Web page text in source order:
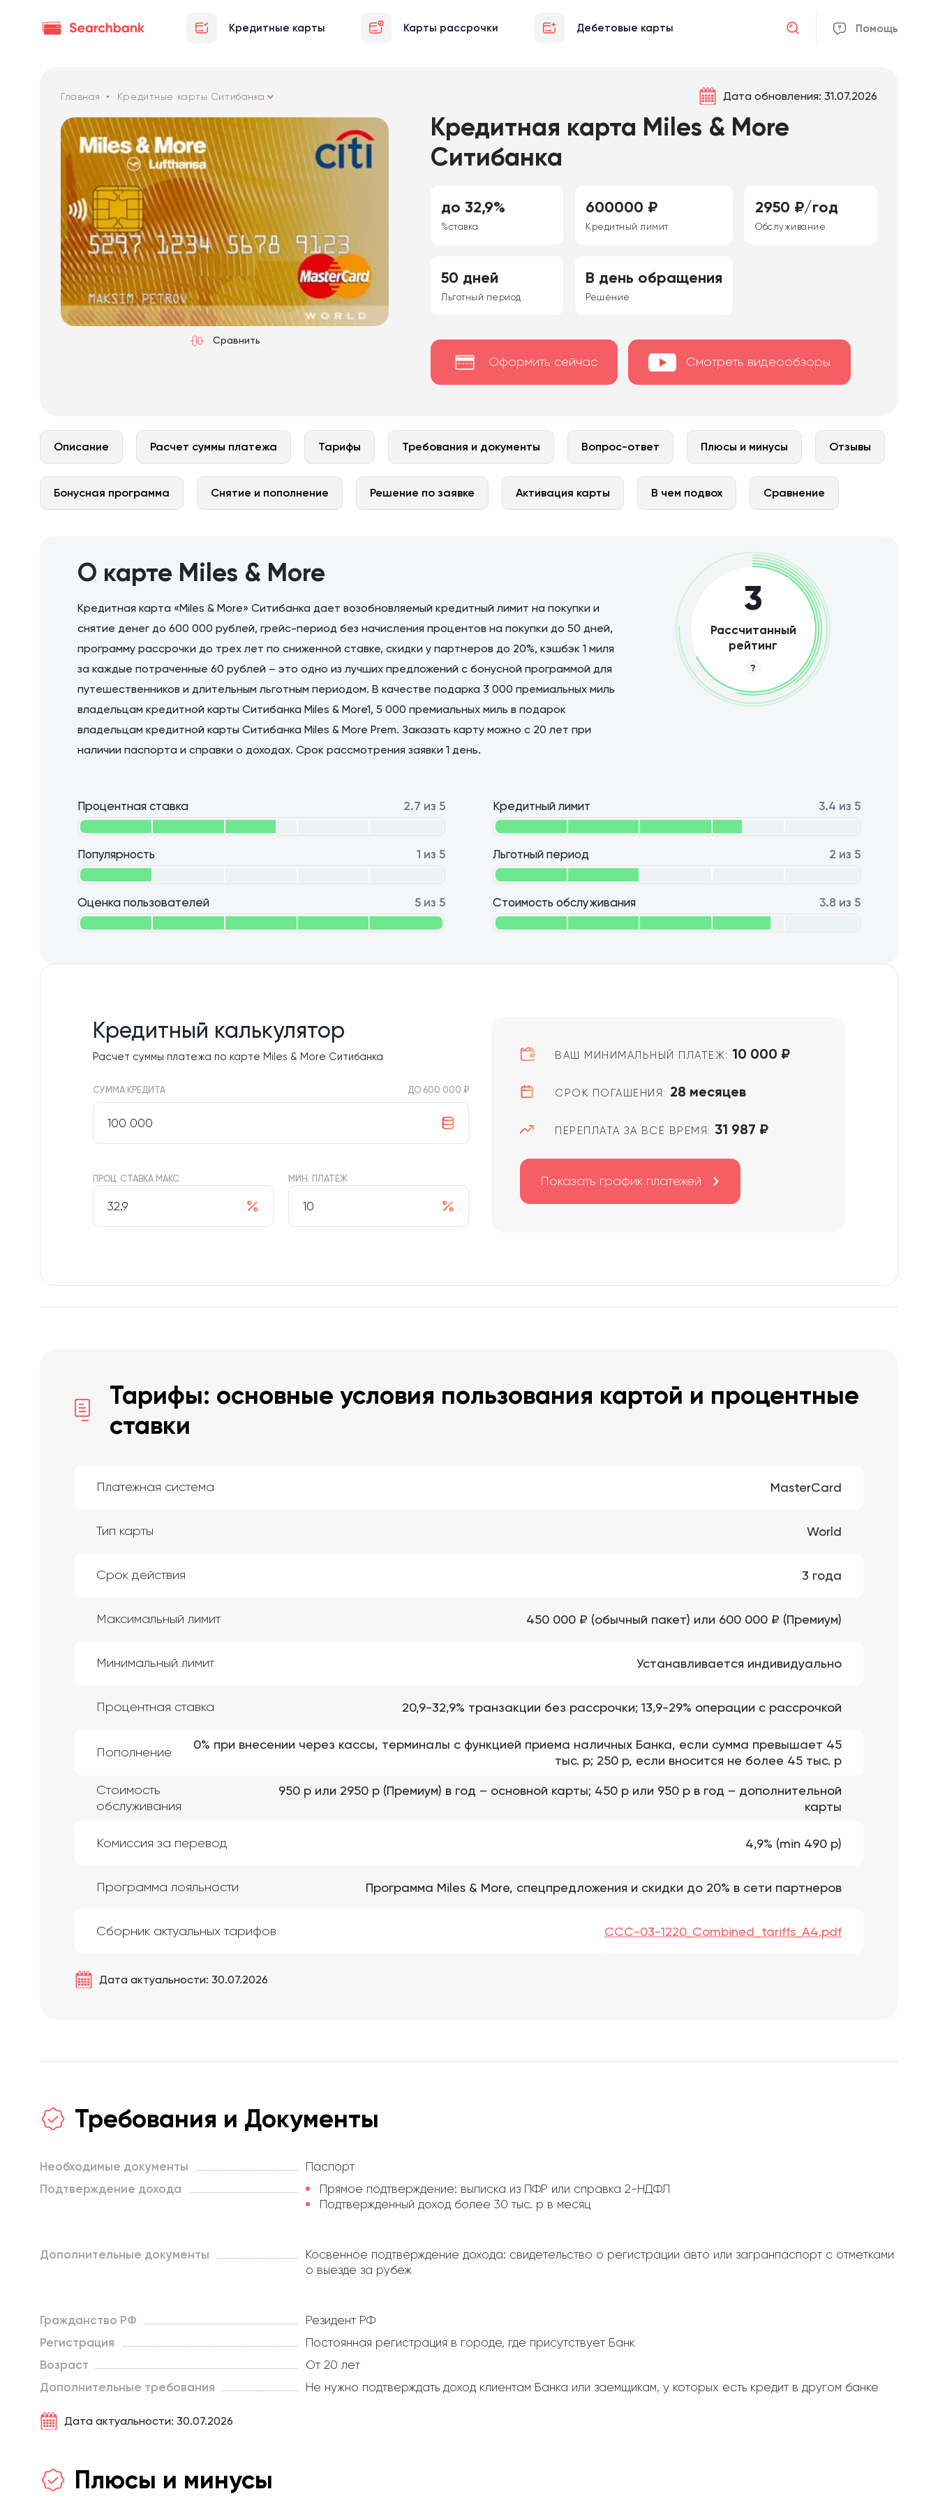
Кредитные карты Карты рассрочки Дебетовые карты Помощь
Отмена
Главная Кредитные карты Ситибанка
Сравнить
Дата обновления: 31.07.2026
Кредитная карта Miles & More
Ситибанка
до 32,9%
%ставка
600000 ₽
Кредитный лимит
2950 ₽/год
Обслуживание
50 дней
Льготный период
В день обращения
Решение
Оформить сейчас Смотреть видеообзоры
Описание Расчет суммы платежа Тарифы Требования и документы Вопрос-ответ Плюсы и минусы Отзывы
Бонусная программа Снятие и пополнение Решение по заявке Активация карты В чем подвох Сравнение
О карте Miles & More
Кредитная карта «Miles & More» Ситибанка дает возобновляемый кредитный лимит на покупки и
снятие денег до 600 000 рублей, грейс-период без начисления процентов на покупки до 50 дней,
программу рассрочки до трех лет по сниженной ставке, скидки у партнеров до 20%, кэшбэк 1 миля
за каждые потраченные 60 рублей – это одно из лучших предложений с бонусной программой для
путешественников и длительным льготным периодом. В качестве подарка 3 000 премиальных миль
владельцам кредитной карты Ситибанка Miles & More1, 5 000 премиальных миль в подарок
владельцам кредитной карты Ситибанка Miles & More Prem. Заказать карту можно с 20 лет при
наличии паспорта и справки о доходах. Срок рассмотрения заявки 1 день.
Кредитный лимит 3.4 из 5
Льготный период 2 из 5
Стоимость обслуживания 3.8 из 5
Процентная ставка 2.7 из 5
Популярность 1 из 5
Оценка пользователей 5 из 5
3
Рассчитанный
рейтинг
Кредитный калькулятор
Расчет суммы платежа по карте Miles & More Ситибанка
СУММА КРЕДИТА ДО 600 000 ₽
ПРОЦ. СТАВКА МАКС МИН. ПЛАТЕЖ
ВАШ МИНИМАЛЬНЫЙ ПЛАТЕЖ: 10 000 ₽
СРОК ПОГАШЕНИЯ: 28 месяцев
ПЕРЕПЛАТА ЗА ВСЁ ВРЕМЯ:31 987 ₽
Показать график платежей
Тарифы: основные условия пользования картой и процентные
ставки
Платежная система MasterCard
Тип карты World
Срок действия 3 года
Максимальный лимит 450 000 ₽ (обычный пакет) или 600 000 ₽ (Премиум)
Минимальный лимит Устанавливается индивидуально
Процентная ставка 20,9-32,9% транзакции без рассрочки; 13,9-29% операции с рассрочкой
Пополнение
0% при внесении через кассы, терминалы с функцией приема наличных Банка, если сумма превышает 45
тыс. р; 250 р, если вносится не более 45 тыс. р
Стоимость
обслуживания
950 р или 2950 р (Премиум) в год – основной карты; 450 р или 950 р в год – дополнительной
карты
Комиссия за перевод 4,9% (min 490 р)
Программа лояльности Программа Miles & More, спецпредложения и скидки до 20% в сети партнеров
Сборник актуальных тарифов CCC-03-1220_Combined_tariffs_A4.pdf
Дата актуальности: 30.07.2026
Требования и Документы
Необходимые документы
Паспорт
Подтверждение дохода
Прямое подтверждение: выписка из ПФР или справка 2-НДФЛ
Подтвержденный доход более 30 тыс. р в месяц
Дополнительные документы
Косвенное подтверждение дохода: свидетельство о регистрации авто или загранпаспорт с отметками
о выезде за рубеж
Гражданство РФ
Резидент РФ
Регистрация
Постоянная регистрация в городе, где присутствует Банк
Возраст
От 20 лет
Дополнительные требования
Не нужно подтверждать доход клиентам Банка или заемщикам, у которых есть кредит в другом банке
Дата актуальности: 30.07.2026
Плюсы и минусы